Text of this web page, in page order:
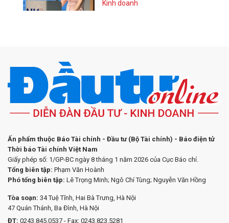
Kinh doanh
Ấn phẩm thuộc Báo Tài chính - Đầu tư (Bộ Tài chính) - Báo điện tử
Thời báo Tài chính Việt Nam
Giấy phép số: 1/GP-BC ngày 8 tháng 1 năm 2026 của Cục Báo chí.
Tổng biên tập: Phạm Văn Hoành
Phó tổng biên tập: Lê Trọng Minh; Ngô Chí Tùng; Nguyễn Văn Hồng
Tòa soạn: 34 Tuệ Tĩnh, Hai Bà Trưng, Hà Nội
47 Quán Thánh, Ba Đình, Hà Nội
ĐT: 0243.845.0537 - Fax: 0243.823.5281